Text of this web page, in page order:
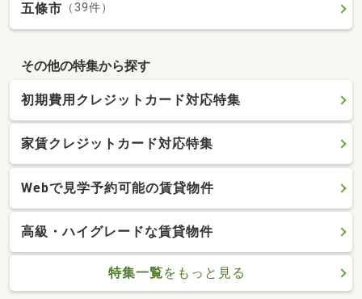
五條市 （39件）
その他の特集から探す
初期費用クレジットカード対応特集
家賃クレジットカード対応特集
Webで見学予約可能の賃貸物件
高級・ハイグレードな賃貸物件
特集一覧をもっと見る